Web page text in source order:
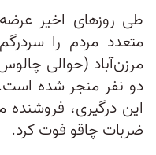
طی روزهای اخیر
متعدد مردم را
مرزن‌آباد (حوالی
دو نفر منجر شده
این درگیری،
ضربات چاقو فوت کرد.